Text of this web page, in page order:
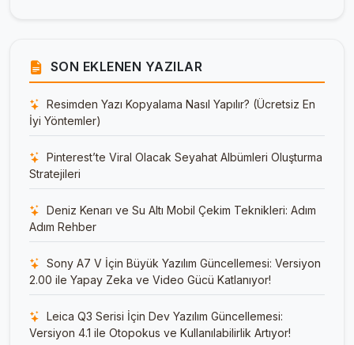
SON EKLENEN YAZILAR
Resimden Yazı Kopyalama Nasıl Yapılır? (Ücretsiz En
İyi Yöntemler)
Pinterest’te Viral Olacak Seyahat Albümleri Oluşturma
Stratejileri
Deniz Kenarı ve Su Altı Mobil Çekim Teknikleri: Adım
Adım Rehber
Sony A7 V İçin Büyük Yazılım Güncellemesi: Versiyon
2.00 ile Yapay Zeka ve Video Gücü Katlanıyor!
Leica Q3 Serisi İçin Dev Yazılım Güncellemesi:
Versiyon 4.1 ile Otopokus ve Kullanılabilirlik Artıyor!